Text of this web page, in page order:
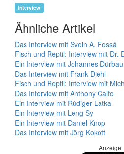
Interview
Ähnliche Artikel
Das Interview mit Svein A. Fosså
Fisch und Reptil: Interview mit Dr.
Ein Interview mit Johannes
Das Interview mit Frank Diehl
Fisch und Reptil: Interview mit
Das Interview mit Anthony Calfo
Ein Interview mit Rüdiger Latka
Ein Interview mit Leng Sy
Ein Interview mit Daniel Knop
Das Interview mit Jörg Kokott
Anzeige